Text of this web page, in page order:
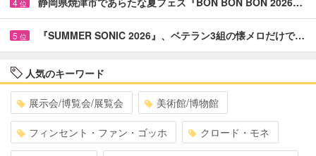
4 位
5 位 『SUMMER SONIC 2026』、ベテラン3組の懐メロだけで…
人気のキーワード
展示会/博覧会/展覧会 美術館/博物館
フィンセント・ファン・ゴッホ クロード・モネ